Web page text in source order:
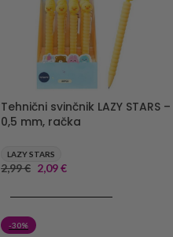
Tehnični svinčnik LAZY STARS –
0,5 mm, račka
LAZY STARS
2,99€ 2,09€
-30%